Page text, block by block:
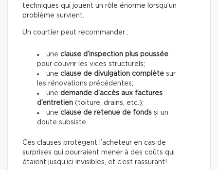
techniques qui jouent un rôle énorme lorsqu’un
problème survient.
Un courtier peut recommander :
une clause d’inspection plus poussée
pour couvrir les vices structurels;
une clause de divulgation complète sur
les rénovations précédentes;
une demande d’accès aux factures
d’entretien (toiture, drains, etc.);
une clause de retenue de fonds si un
doute subsiste.
Ces clauses protègent l’acheteur en cas de
surprises qui pourraient mener à des coûts qui
étaient jusqu’ici invisibles, et c’est rassurant!